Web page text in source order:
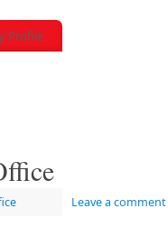
Profile
Leave a comment